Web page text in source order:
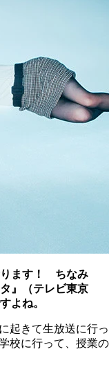
ます！ ちなみ
』（テレビ東京
よね。
起きて生放送に行っ
校に行って、授業の